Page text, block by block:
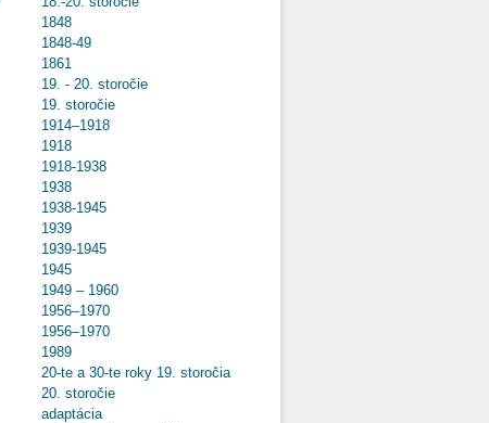
1848
1848-49
1861
19. - 20. storočie
19. storočie
1914–1918
1918
1918-1938
1938
1938-1945
1939
1939-1945
1945
1949 – 1960
1956–1970
1956–1970
1989
20-te a 30-te roky 19. storočia
20. storočie
adaptácia